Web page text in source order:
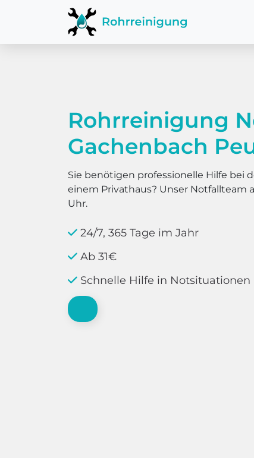
Rohrreinigung
Gachenbach
Sie benötigen professionelle Hilfe bei
einem Privathaus? Unser
Uhr.
24/7, 365 Tage im Jahr
Ab 31€
Schnelle Hilfe in Notsituationen